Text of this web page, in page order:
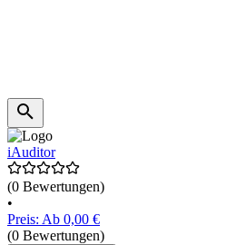
iAuditor
(0 Bewertungen)
•
Preis: Ab 0,00 €
(0 Bewertungen)